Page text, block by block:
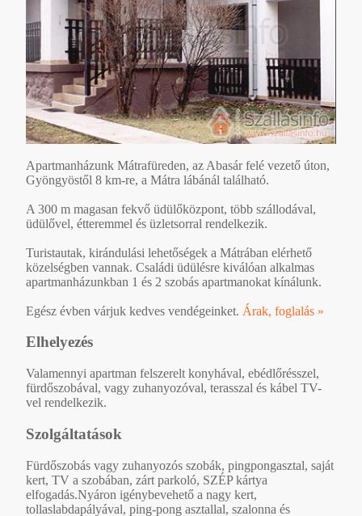
Apartmanházunk Mátrafüreden, az Abasár felé vezető úton,
Gyöngyöstől 8 km-re, a Mátra lábánál található.
A 300 m magasan fekvő üdülőközpont, több szállodával,
üdülővel, étteremmel és üzletsorral rendelkezik.
Turistautak, kirándulási lehetőségek a Mátrában elérhető
közelségben vannak. Családi üdülésre kiválóan alkalmas
apartmanházunkban 1 és 2 szobás apartmanokat kínálunk.
Egész évben várjuk kedves vendégeinket. Árak, foglalás »
Elhelyezés
Valamennyi apartman felszerelt konyhával, ebédlőrésszel,
fürdőszobával, vagy zuhanyozóval, terasszal és kábel TV-
vel rendelkezik.
Szolgáltatások
Fürdőszobás vagy zuhanyozós szobák, pingpongasztal, saját
kert, TV a szobában, zárt parkoló, SZÉP kártya
elfogadás.Nyáron igénybevehető a nagy kert,
tollaslabdapályával, ping-pong asztallal, szalonna és